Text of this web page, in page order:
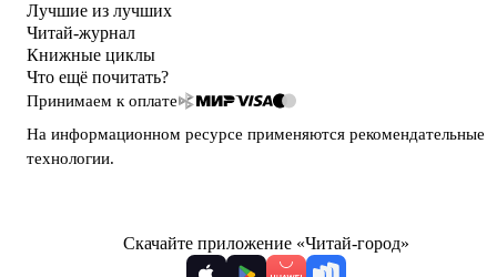
Лучшие из лучших
Читай-журнал
Книжные циклы
Что ещё почитать?
Принимаем к оплате
На информационном ресурсе применяются рекомендательные
технологии.
Скачайте приложение «Читай-город»